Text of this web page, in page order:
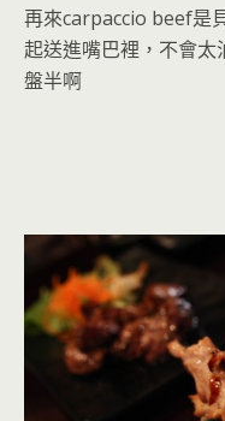
再來carpaccio beef是
起送進嘴巴裡，不會太
盤半啊